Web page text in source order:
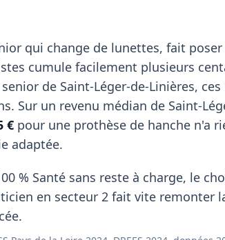
qui change de lunettes, fait
cumule facilement plusieurs
de Saint-Léger-de-Linières,
Sur un revenu médian de Saint-
€ pour une prothèse de hanche n'a
adaptée.
% Santé sans reste à charge, le
en secteur 2 fait vite remonter